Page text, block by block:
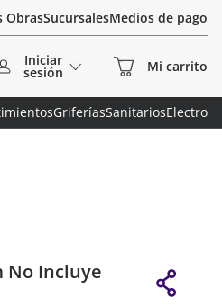
ObrasSucursalesMedios de pago
Iniciar
sesión
GriferíasSanitariosElectro
No Incluye